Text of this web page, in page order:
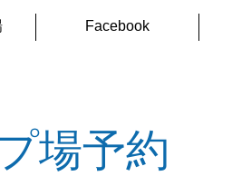
Facebook
場予約